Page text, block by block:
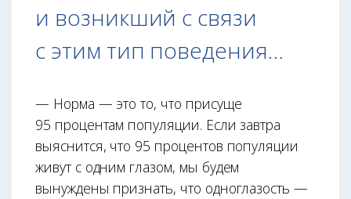
и возникший с связи
с этим тип поведения…
— Норма — это то, что присуще
95 процентам популяции. Если завтра
выяснится, что 95 процентов популяции
живут с одним глазом, мы будем
вынуждены признать, что одноглазость —